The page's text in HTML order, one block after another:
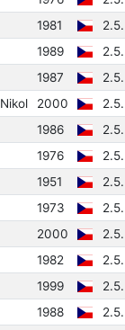
1981
1989
1987
2000
1986
1976
1951
1973
2000
1982
1999
1988